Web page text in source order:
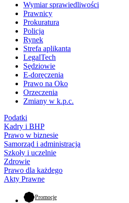
Wymiar sprawiedliwości
Prawnicy
Prokuratura
Policja
Rynek
Strefa aplikanta
LegalTech
Sędziowie
E-doręczenia
Prawo na Oko
Orzeczenia
Zmiany w k.p.c.
Podatki
Kadry i BHP
Prawo w biznesie
Samorząd i administracja
Szkoły i uczelnie
Zdrowie
Prawo dla każdego
Akty Prawne
Promocje- otwiera się w nowej karcie